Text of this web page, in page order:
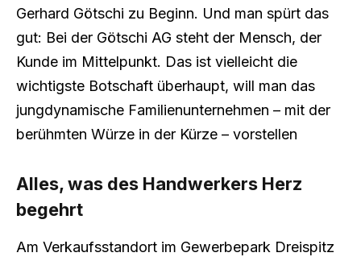
Gerhard Götschi zu Beginn. Und man spürt das
gut: Bei der Götschi AG steht der Mensch, der
Kunde im Mittelpunkt. Das ist vielleicht die
wichtigste Botschaft überhaupt, will man das
jungdynamische Familienunternehmen – mit der
berühmten Würze in der Kürze – vorstellen
Alles, was des Handwerkers Herz
begehrt
Am Verkaufsstandort im Gewerbepark Dreispitz